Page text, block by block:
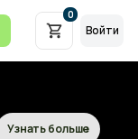
0
Войти
Узнать больше